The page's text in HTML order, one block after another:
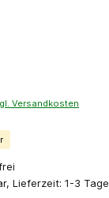
Versandkosten
Lieferzeit: 1-3 Tage